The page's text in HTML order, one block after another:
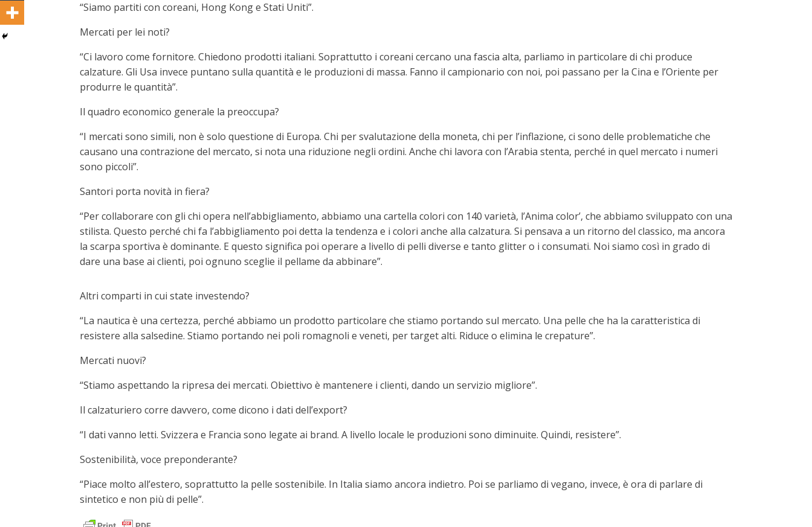
“Siamo partiti con coreani, Hong Kong e Stati Uniti”.
Mercati per lei noti?
“Ci lavoro come fornitore. Chiedono prodotti italiani. Soprattutto i coreani cercano una fascia alta, parliamo in particolare di chi produce
calzature. Gli Usa invece puntano sulla quantità e le produzioni di massa. Fanno il campionario con noi, poi passano per la Cina e l’Oriente per
produrre le quantità”.
Il quadro economico generale la preoccupa?
“I mercati sono simili, non è solo questione di Europa. Chi per svalutazione della moneta, chi per l’inflazione, ci sono delle problematiche che
causano una contrazione del mercato, si nota una riduzione negli ordini. Anche chi lavora con l’Arabia stenta, perché in quel mercato i numeri
sono piccoli”.
Santori porta novità in fiera?
“Per collaborare con gli chi opera nell’abbigliamento, abbiamo una cartella colori con 140 varietà, l’Anima color’, che abbiamo sviluppato con una
stilista. Questo perché chi fa l’abbigliamento poi detta la tendenza e i colori anche alla calzatura. Si pensava a un ritorno del classico, ma ancora
la scarpa sportiva è dominante. E questo significa poi operare a livello di pelli diverse e tanto glitter o i consumati. Noi siamo così in grado di
dare una base ai clienti, poi ognuno sceglie il pellame da abbinare”.
Altri comparti in cui state investendo?
“La nautica è una certezza, perché abbiamo un prodotto particolare che stiamo portando sul mercato. Una pelle che ha la caratteristica di
resistere alla salsedine. Stiamo portando nei poli romagnoli e veneti, per target alti. Riduce o elimina le crepature”.
Mercati nuovi?
“Stiamo aspettando la ripresa dei mercati. Obiettivo è mantenere i clienti, dando un servizio migliore”.
Il calzaturiero corre davvero, come dicono i dati dell’export?
“I dati vanno letti. Svizzera e Francia sono legate ai brand. A livello locale le produzioni sono diminuite. Quindi, resistere”.
Sostenibilità, voce preponderante?
“Piace molto all’estero, soprattutto la pelle sostenibile. In Italia siamo ancora indietro. Poi se parliamo di vegano, invece, è ora di parlare di
sintetico e non più di pelle”.